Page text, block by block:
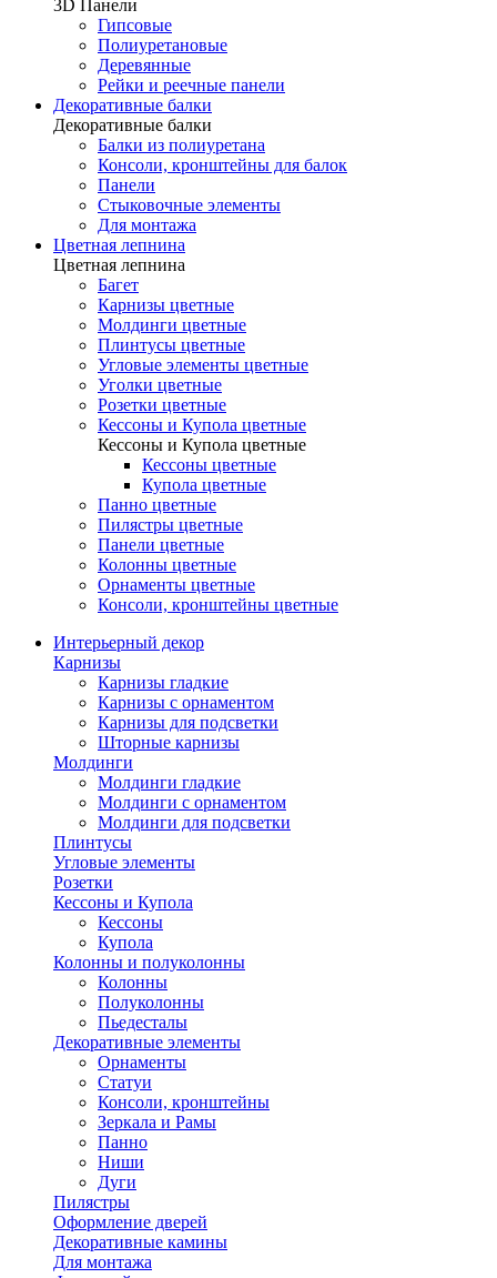
3D Панели
Гипсовые
Полиуретановые
Деревянные
Рейки и реечные панели
Декоративные балки
Декоративные балки
Балки из полиуретана
Консоли, кронштейны для балок
Панели
Стыковочные элементы
Для монтажа
Цветная лепнина
Цветная лепнина
Багет
Карнизы цветные
Молдинги цветные
Плинтусы цветные
Угловые элементы цветные
Уголки цветные
Розетки цветные
Кессоны и Купола цветные
Кессоны и Купола цветные
Кессоны цветные
Купола цветные
Панно цветные
Пилястры цветные
Панели цветные
Колонны цветные
Орнаменты цветные
Консоли, кронштейны цветные
Интерьерный декор
Карнизы
Карнизы гладкие
Карнизы с орнаментом
Карнизы для подсветки
Шторные карнизы
Молдинги
Молдинги гладкие
Молдинги с орнаментом
Молдинги для подсветки
Плинтусы
Угловые элементы
Розетки
Кессоны и Купола
Кессоны
Купола
Колонны и полуколонны
Колонны
Полуколонны
Пьедесталы
Декоративные элементы
Орнаменты
Статуи
Консоли, кронштейны
Зеркала и Рамы
Панно
Ниши
Дуги
Пилястры
Оформление дверей
Декоративные камины
Для монтажа